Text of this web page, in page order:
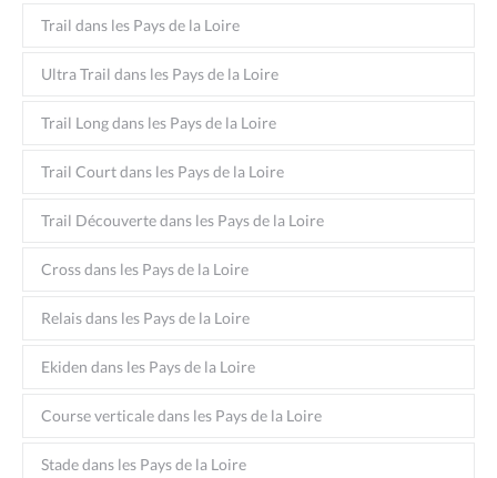
Trail dans les Pays de la Loire
Ultra Trail dans les Pays de la Loire
Trail Long dans les Pays de la Loire
Trail Court dans les Pays de la Loire
Trail Découverte dans les Pays de la Loire
Cross dans les Pays de la Loire
Relais dans les Pays de la Loire
Ekiden dans les Pays de la Loire
Course verticale dans les Pays de la Loire
Stade dans les Pays de la Loire